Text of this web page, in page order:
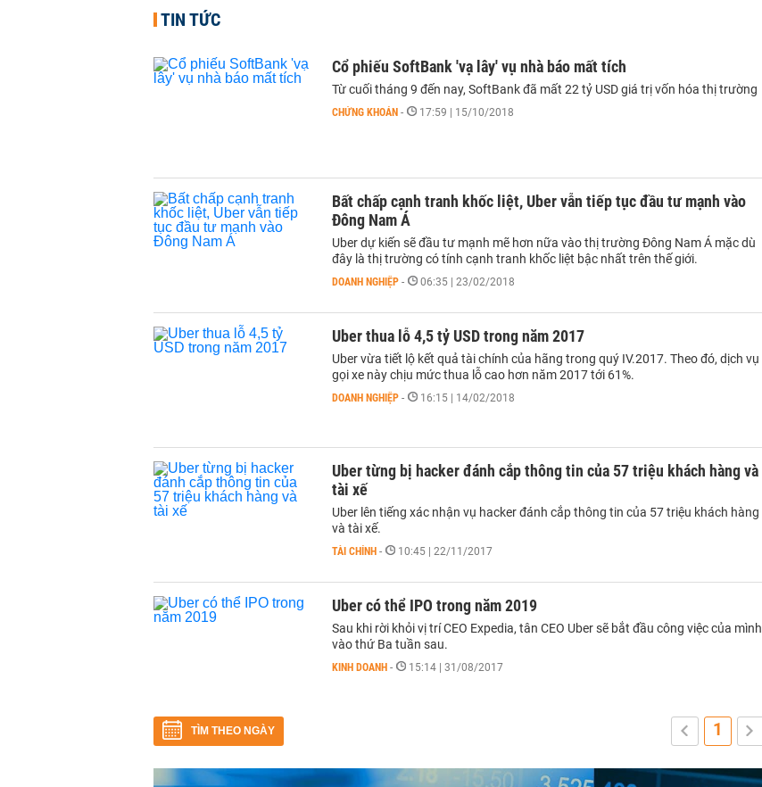
TIN TỨC
Cổ phiếu SoftBank 'vạ lây' vụ nhà báo mất tích
Từ cuối tháng 9 đến nay, SoftBank đã mất 22 tỷ USD giá trị vốn hóa thị trường
CHỨNG KHOÁN - 17:59 | 15/10/2018
Bất chấp cạnh tranh khốc liệt, Uber vẫn tiếp tục đầu tư mạnh vào
Đông Nam Á
Uber dự kiến sẽ đầu tư mạnh mẽ hơn nữa vào thị trường Đông Nam Á mặc dù
đây là thị trường có tính cạnh tranh khốc liệt bậc nhất trên thế giới.
DOANH NGHIỆP - 06:35 | 23/02/2018
Uber thua lỗ 4,5 tỷ USD trong năm 2017
Uber vừa tiết lộ kết quả tài chính của hãng trong quý IV.2017. Theo đó, dịch vụ
gọi xe này chịu mức thua lỗ cao hơn năm 2017 tới 61%.
DOANH NGHIỆP - 16:15 | 14/02/2018
Uber từng bị hacker đánh cắp thông tin của 57 triệu khách hàng và
tài xế
Uber lên tiếng xác nhận vụ hacker đánh cắp thông tin của 57 triệu khách hàng
và tài xế.
TÀI CHÍNH - 10:45 | 22/11/2017
Uber có thể IPO trong năm 2019
Sau khi rời khỏi vị trí CEO Expedia, tân CEO Uber sẽ bắt đầu công việc của mình
vào thứ Ba tuần sau.
KINH DOANH - 15:14 | 31/08/2017
TÌM THEO NGÀY 1